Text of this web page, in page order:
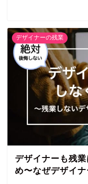
デザイナーの残業
デザイナーも残
め〜なぜデザイ